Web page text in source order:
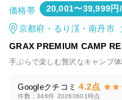
価格帯 20,001〜39,999円
京都府・るり渓・南丹市
GRAX PREMIUM CAMP
手ぶらで楽しむ贅沢なキャンプ
Googleクチコミ 4.2点
件数：346件 20260601時点